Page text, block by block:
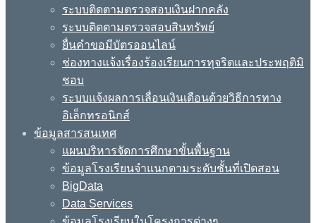
ระบบติดตามตรวจสอบเงินฝากคลัง
ระบบติดตามตรวจสอบสินทรัพย์
ยื่นคำขอมีบัตรออนไลน์
ช่องทางแจ้งเรื่องร้องเรียนการทุจริตและประพฤติมิ
ชอบ
ระบบแจ้งผลการเลื่อนเงินเดือนด้วยวิธีการทาง
อิเล็กทรอนิกส์
ข้อมูลสารสนเทศ
แผนบริหารจัดการศึกษาขั้นพื้นฐาน
ข้อมูลโรงเรียนจำแนกตามระดับชั้นที่เปิดสอน
BigData
Data Services